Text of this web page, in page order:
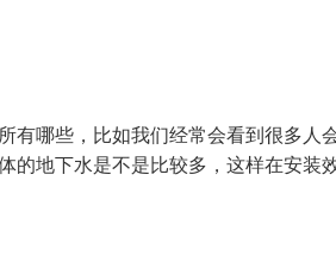
有哪些，比如我们经常会看到很多人
的地下水是不是比较多，这样在安装